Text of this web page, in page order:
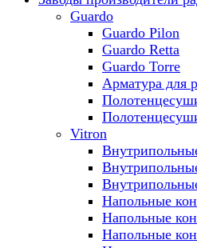
Guardo
Guardo Pilon
Guardo Retta
Guardo Torre
Арматура для
Vitron
Напольные
Напольные
Напольные